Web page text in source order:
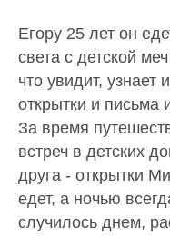
Егору 25 лет он
света с детской
что увидит, узнает
открытки и письма
За время
встреч в детских
друга - открытки
едет, а ночью
случилось днем,